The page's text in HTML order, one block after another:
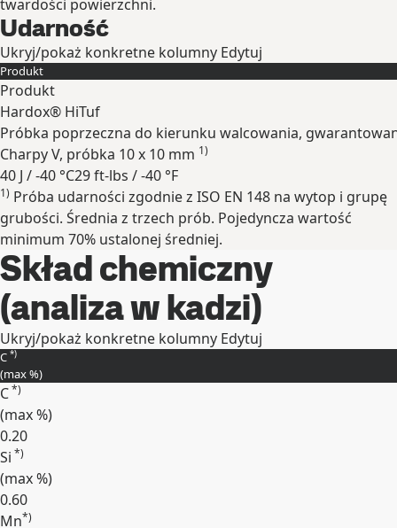
twardości powierzchni.
Udarność
Ukryj/pokaż konkretne kolumny Edytuj
Produkt
Produkt
Hardox® HiTuf
Próbka poprzeczna do kierunku walcowania,
Charpy V, próbka 10 x 10 mm 1)
40 J / -40 °C29 ft-lbs / -40 °F
Rozwiń
1) Próba udarności zgodnie z ISO EN 148 na wytop i grupę
grubości. Średnia z trzech prób. Pojedyncza wartość
minimum 70% ustalonej średniej.
Skład chemiczny
(analiza w kadzi)
Ukryj/pokaż konkretne kolumny Edytuj
C *)
(max%)
C*)
(max%)
0.20
Si *)
(max%)
0.60
Mn*)